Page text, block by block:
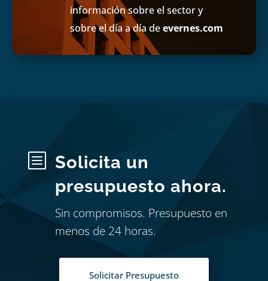
información sobre el sector y
sobre el día a día deevernes.com
b
Solicita un
presupuesto ahora.
Sin compromisos. Presupuesto en
menos de 24 horas.
Solicitar Presupuesto